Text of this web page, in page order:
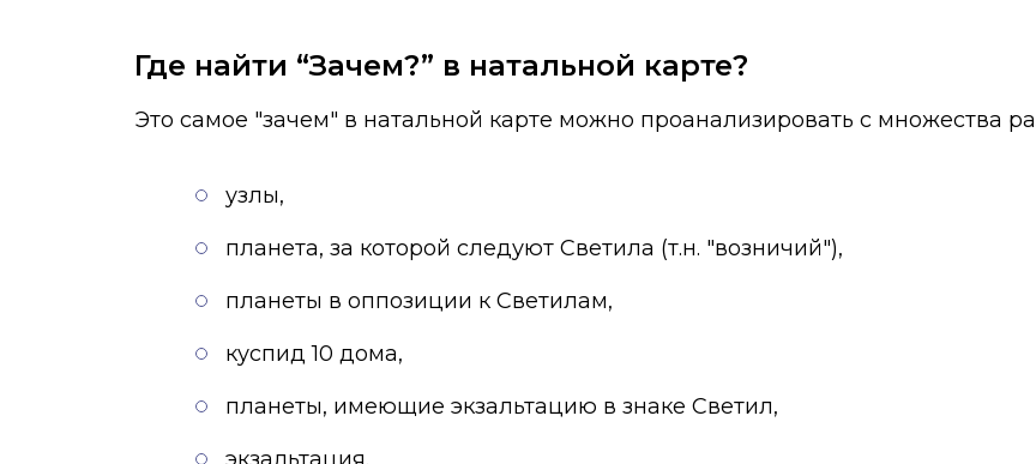
Где найти “Зачем?” в натальной карте?
Это самое "зачем" в натальной карте можно проанализировать с множества
узлы,
планета, за которой следуют Светила (т.н. "возничий"),
планеты в оппозиции к Светилам,
куспид 10 дома,
планеты, имеющие экзальтацию в знаке Светил,